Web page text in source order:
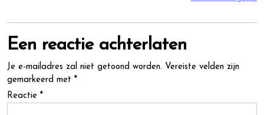
Een reactie achterlaten
Je e-mailadres zal niet getoond worden. Vereiste velden zijn
gemarkeerd met *
Reactie *